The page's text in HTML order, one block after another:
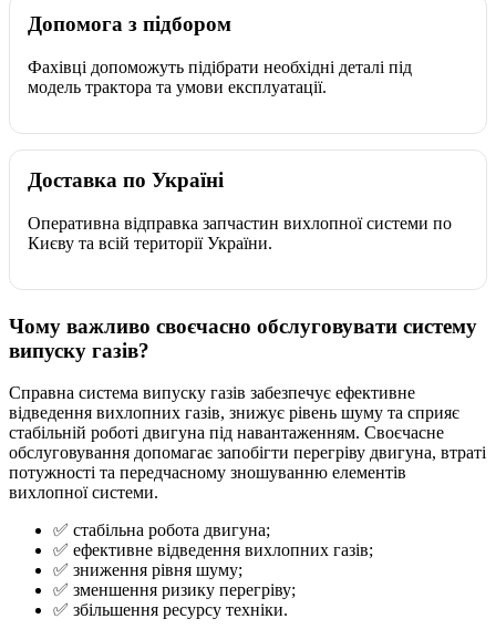
Допомога з підбором
Фахівці допоможуть підібрати необхідні деталі під
модель трактора та умови експлуатації.
Доставка по Україні
Оперативна відправка запчастин вихлопної системи по
Києву та всій території України.
Чому важливо своєчасно обслуговувати систему
випуску газів?
Справна система випуску газів забезпечує ефективне
відведення вихлопних газів, знижує рівень шуму та сприяє
стабільній роботі двигуна під навантаженням. Своєчасне
обслуговування допомагає запобігти перегріву двигуна, втраті
потужності та передчасному зношуванню елементів
вихлопної системи.
✅ стабільна робота двигуна;
✅ ефективне відведення вихлопних газів;
✅ зниження рівня шуму;
✅ зменшення ризику перегріву;
✅ збільшення ресурсу техніки.